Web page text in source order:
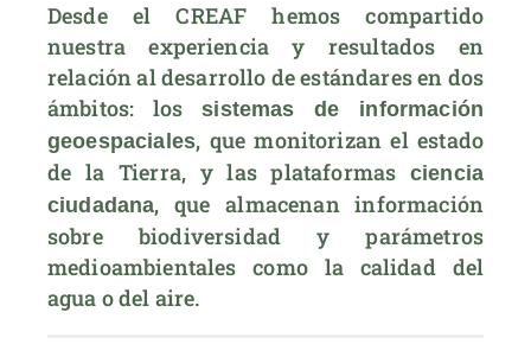
Desde el CREAF hemos compartido
nuestra experiencia y resultados en
relación al desarrollo de estándares en dos
ámbitos: los sistemas de información
geoespaciales, que monitorizan el estado
de la Tierra, y las plataformas ciencia
ciudadana, que almacenan información
sobre biodiversidad y parámetros
medioambientales como la calidad del
agua o del aire.